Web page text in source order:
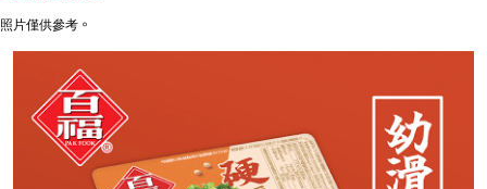
照片僅供參考。